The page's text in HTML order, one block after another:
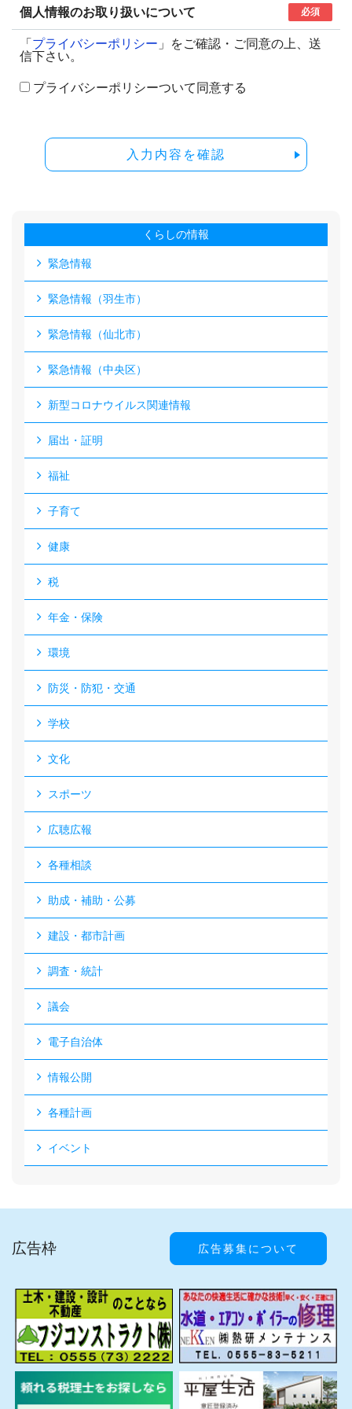
個人情報のお取り扱いについて 必須
「 プライバシーポリシー 」をご確認・ご同意の上、送
信下さい。
プライバシーポリシーついて同意する
入力内容を確認
くらしの情報
緊急情報
緊急情報（羽生市）
緊急情報（仙北市）
緊急情報（中央区）
新型コロナウイルス関連情報
届出・証明
福祉
子育て
健康
税
年金・保険
環境
防災・防犯・交通
学校
文化
スポーツ
広聴広報
各種相談
助成・補助・公募
建設・都市計画
調査・統計
議会
電子自治体
情報公開
各種計画
イベント
広告枠 広告募集について